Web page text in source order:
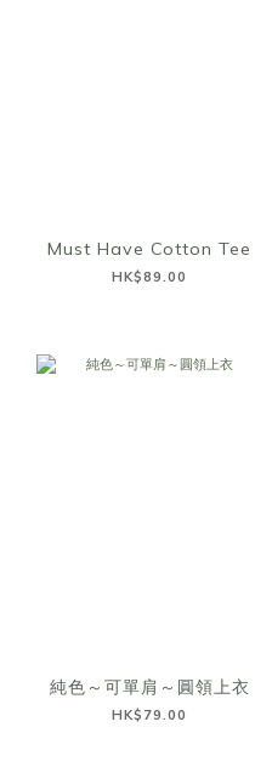
Must Have Cotton Tee
HK$89.00
純色～可單肩～圓領上衣
HK$79.00